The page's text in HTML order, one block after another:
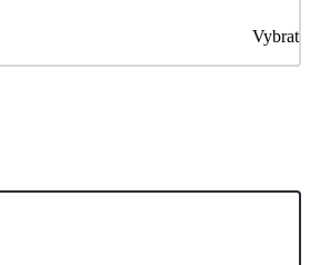
Vybrat